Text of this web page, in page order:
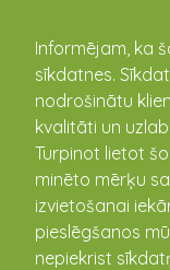
Informējam, ka
sīkdatnes.
nodrošinātu
kvalitāti un
Turpinot lietot
minēto mērķu
izvietošanai
pieslēgšanos
nepiekrist
kandava.lv